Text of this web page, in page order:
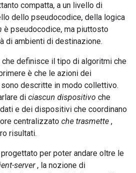
compatta, a un livello di
dello pseudocodice, della logica
è pseudocodice, ma piuttosto
di ambienti di destinazione.
definisce il tipo di algoritmi che
è che le azioni dei
descritte in modo collettivo.
di ciascun dispositivo che
e dei dispositivi che coordinano
centralizzato che trasmette ,
risultati.
per poter andare oltre le
server, la nozione di